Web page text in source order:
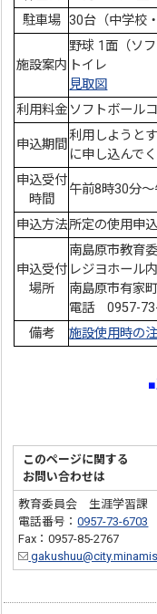
駐車場 30台（中学校
施設案内
野球 1面（ソフ
トイレ
見取図
利用料金 ソフトボール
申込期間
利用しようと
に申し込んでく
申込受付
時間
午前8時30分～
申込方法所定の使用申
申込受付
場所
南島原市教育
レジヨホール内
南島原市有家
電話 0957-
備考
施設使用時の
このページに関する
お問い合わせは
教育委員会 生涯学習課
電話番号：0957-73-6703
Fax：0957-85-2767